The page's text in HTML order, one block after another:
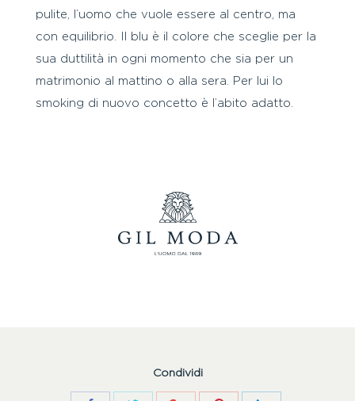
pulite, l’uomo che vuole essere al centro, ma
con equilibrio. Il blu è il colore che sceglie per la
sua duttilità in ogni momento che sia per un
matrimonio al mattino o alla sera. Per lui lo
smoking di nuovo concetto è l’abito adatto.
Condividi